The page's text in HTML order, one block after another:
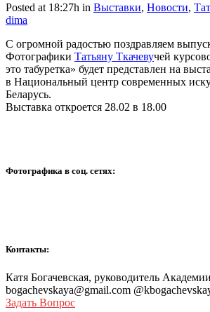
Posted at 18:27h in Выставки, Новости,
dima
С огромной радостью поздравляем
Фотографики Татьяну Ткачевучей
это табуретка» будет представлен на
в Национальный центр современных
Беларусь.
Выставка откроется 28.02 в 18.00
Фотографика в соц. сетях:
Контакты:
Катя Богачевская, руководитель Академии
bogachevskaya@gmail.com
Задать Вопрос